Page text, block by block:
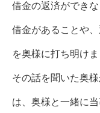
借金の返済ができ
借金があることや
を奥様に打ち明けま
その話を聞いた奥
は、奥様と一緒に